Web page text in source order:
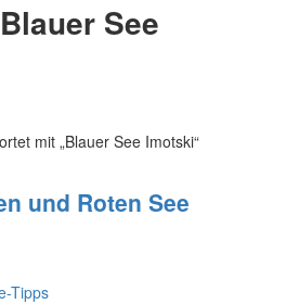
See
mit „Blauer See Imotski“
und Roten See
Tipps